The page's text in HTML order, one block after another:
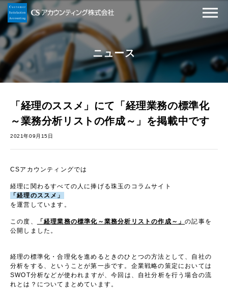
ニュース
「経理のススメ」にて「経理業務の標準化
～業務分析リストの作成～」を掲載中です
2021年09月15日
CSアカウンティングでは
経理に関わるすべての人に捧げる珠玉のコラムサイト
「経理のススメ」
を運営しています。
この度、 「経理業務の標準化～業務分析リストの作成～」の記事を
公開しました。
経理の標準化・合理化を進めるときのひとつの方法として、自社の
分析をする、ということが第一歩です。企業戦略の策定においては
SWOT分析などが使われますが、今回は、自社分析を行う場合の流
れとは？についてまとめています。